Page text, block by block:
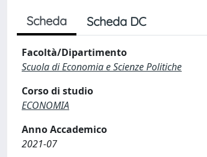
Scheda Scheda DC
Facoltà/Dipartimento
Scuola di Economia e Scienze Politiche
Corso di studio
ECONOMIA
Anno Accademico
2021-07